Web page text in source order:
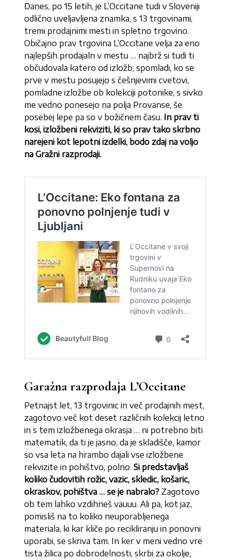
Danes, po 15 letih, je L’Occitane tudi v Sloveniji
odlično uveljavljena znamka, s 13 trgovinami,
tremi prodajnimi mesti in spletno trgovino.
Običajno prav trgovina L’Occitane velja za eno
najlepših prodajaln v mestu … najbrž si tudi ti
občudovala katero od izložb; spomladi, ko se
prve v mestu posujejo s češnjevimi cvetovi,
pomladne izložbe ob kolekciji potonike, s sivko
me vedno ponesejo na polja Provanse, še
posebej lepe pa so v božičnem času. In prav ti
kosi, izložbeni rekviziti, ki so prav tako skrbno
narejeni kot lepotni izdelki, bodo zdaj na voljo
na Gražni razprodaji.
Garažna razprodaja L’Occitane
Petnajst let, 13 trgovinic in več prodajnih mest,
zagotovo več kot deset različnih kolekcij letno
in s tem izložbenega okrasja … ni potrebno biti
matematik, da ti je jasno, da je skladišče, kamor
so vsa leta na hrambo dajali vse izložbene
rekvizite in pohištvo, polno. Si predstavljaš
koliko čudovitih rožic, vazic, skledic, košaric,
okraskov, pohištva … se je nabralo? Zagotovo
ob tem lahko vzdihneš vauuu. Ali pa, kot jaz,
pomisliš na to koliko neuporabljenega
materiala, ki kar kliče po recikliranju in ponovni
uporabi, se skriva tam. In ker v meni vedno vre
tista žilica po dobrodelnosti, skrbi za okolje,